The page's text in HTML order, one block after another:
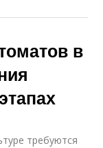
в
требуются